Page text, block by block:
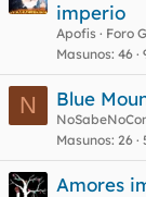
imperio
Apofis
Foro
Masunos 46
N Blue
Masunos 26
Amores